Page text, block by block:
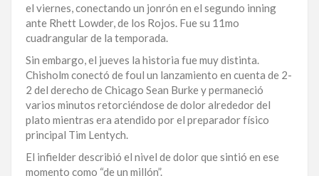
el viernes, conectando un jonrón en el segundo inning
ante Rhett Lowder, de los Rojos. Fue su 11mo
cuadrangular de la temporada.
Sin embargo, el jueves la historia fue muy distinta.
Chisholm conectó de foul un lanzamiento en cuenta de 2-
2 del derecho de Chicago Sean Burke y permaneció
varios minutos retorciéndose de dolor alrededor del
plato mientras era atendido por el preparador físico
principal Tim Lentych.
El infielder describió el nivel de dolor que sintió en ese
momento como “de un millón”.